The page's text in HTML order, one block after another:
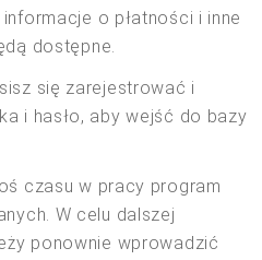
o płatności i inne
dostępne.
się zarejestrować i
i hasło, aby wejść do bazy
czasu w pracy program
W celu dalszej
ponownie wprowadzić